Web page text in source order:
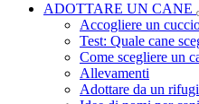
ADOTTARE UN CANE
Accogliere un
Test: Quale cane
Come scegliere un
Allevamenti
Adottare da un